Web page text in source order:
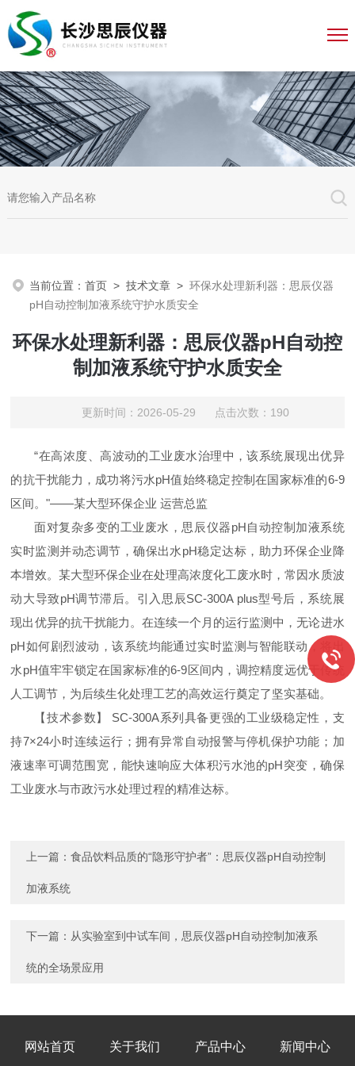
当前位置：首页 >技术文章 >环保水处理新利器：思辰仪器
pH自动控制加液系统守护水质安全
环保水处理新利器：思辰仪器pH自动控
制加液系统守护水质安全
更新时间：2026-05-29 点击次数：190
“在高浓度、高波动的工业废水治理中，该系统展现出优异
的抗干扰能力，成功将污水pH值始终稳定控制在国家标准的6-9
区间。"——某大型环保企业 运营总监
面对复杂多变的工业废水，思辰仪器pH自动控制加液系统
实时监测并动态调节，确保出水pH稳定达标，助力环保企业降
本增效。某大型环保企业在处理高浓度化工废水时，常因水质波
动大导致pH调节滞后。引入思辰SC-300A plus型号后，系统展
现出优异的抗干扰能力。在连续一个月的运行监测中，无论进水
pH如何剧烈波动，该系统均能通过实时监测与智能联动，将出
水pH值牢牢锁定在国家标准的6-9区间内，调控精度远优于传统
人工调节，为后续生化处理工艺的高效运行奠定了坚实基础。
【技术参数】 SC-300A系列具备更强的工业级稳定性，支
持7×24小时连续运行；拥有异常自动报警与停机保护功能；加
液速率可调范围宽，能快速响应大体积污水池的pH突变，确保
工业废水与市政污水处理过程的精准达标。
上一篇：食品饮料品质的“隐形守护者”：思辰仪器pH自动控制
加液系统
下一篇： 从实验室到中试车间，思辰仪器pH自动控制加液系
统的全场景应用
网站首页 关于我们 产品中心 新闻中心